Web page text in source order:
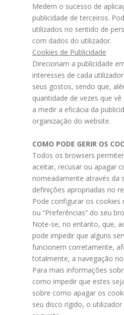
Medem o sucesso de
publicidade de terceiros.
utilizados no sentido de
com dados do utilizador.
Cookies de Publicidade
Direcionam a publicidade
interesses de cada
seus gostos, sendo que,
quantidade de vezes que
a medir a eficácia da
organização do website.
COMO PODE GERIR OS
Todos os browsers
aceitar, recusar ou apagar
nomeadamente através da
definições apropriadas no
Pode configurar os cookies
ou “Preferências” do seu
Note-se, no entanto, que,
pode impedir que alguns
funcionem corretamente,
totalmente, a navegação
Para mais informações
como impedir que estes
sobre como apagar os
seu disco rígido, o